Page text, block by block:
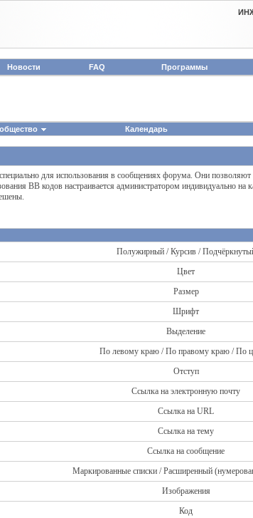
Новости FAQ Программы
Календарь
для использования в сообщениях форума. Они
BB кодов настраивается администратором индивидуально
Полужирный / Курсив /
Цвет
Размер
Шрифт
Выделение
По левому краю / По правому краю / По
Отступ
Ссылка на электронную почту
Ссылка на URL
Ссылка на тему
Ссылка на сообщение
Маркированные списки / Расширенный
Изображения
Код